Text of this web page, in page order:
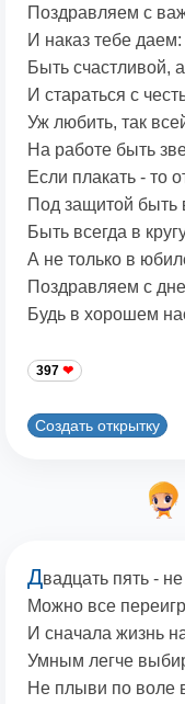
Поздравляем с
И наказ тебе даем:
Быть счастливой,
И стараться с
Уж любить, так
На работе быть
Если плакать - то
Под защитой быть
Быть всегда в
А не только в
Поздравляем с
Будь в хорошем
397
Создать открытку
Двадцать пять -
Можно все
И сначала жизнь
Умным легче
Не плыви по воле